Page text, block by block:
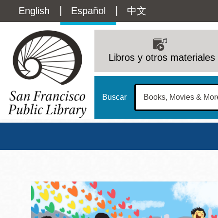
contenido
Language
switcher
(Content)
English Español 中文
navigation
Libros y otros materiales
Buscar
Biblioteca Central
Address
100 Larkin Street San Francisco
Contact
415-557-4400
12 - 6
Biblioteca Pública